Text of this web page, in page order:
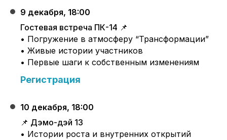
9 декабря, 18:00
Гостевая встреча ПК-14 📌
• Погружение в атмосферу “Трансформации”
• Живые истории участников
• Первые шаги к собственным изменениям
Регистрация
10 декабря, 18:00
📌 Дэмо-дэй 13
• Истории роста и внутренних открытий